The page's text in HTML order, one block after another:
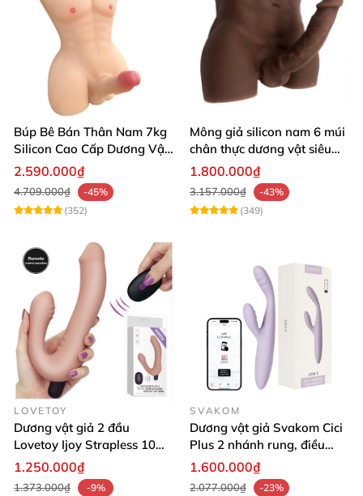
Búp Bê Bán Thân Nam 7kg
Silicon Cao Cấp Dương Vật
Giả Chân Thật Thiết Kế Cơ
Bắp Quyến Rũ
2.590.000₫
4.709.000₫
-45%
(352)
Mông giả silicon nam 6 múi
chân thực dương vật siêu
thật
1.800.000₫
3.157.000₫
-43%
(349)
LOVETOY
Dương vật giả 2 đầu
Lovetoy Ijoy Strapless 10
chế độ rung siêu kích thích
1.250.000₫
1.373.000₫
-9%
SVAKOM
Dương vật giả Svakom Cici
Plus 2 nhánh rung, điều
khiển App dễ dùng, kích
thích cực mạnh
1.600.000₫
2.077.000₫
-23%